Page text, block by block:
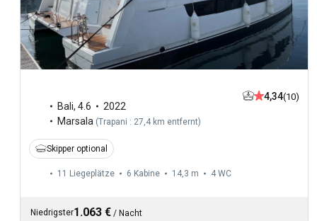
Bali, 4.6
2022
Marsala (Trapani : 27,4 km entfernt)
4,34(10)
Skipper optional
11 Liegeplätze 6 Kabine 14,3 m 4 WC
Niedrigster1.063 € / Nacht